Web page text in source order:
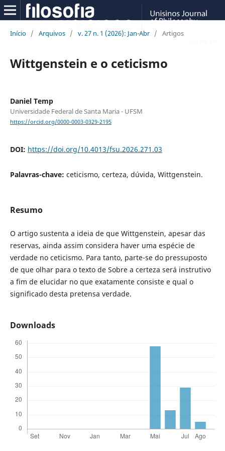
Início / Arquivos / v. 27 n. 1 (2026): Jan-Abr / Artigos
Wittgenstein e o ceticismo
Daniel Temp
Universidade Federal de Santa Maria - UFSM
https://orcid.org/0000-0003-0329-2195
DOI: https://doi.org/10.4013/fsu.2026.271.03
Palavras-chave: ceticismo, certeza, dúvida, Wittgenstein.
Resumo
O artigo sustenta a ideia de que Wittgenstein, apesar das
reservas, ainda assim considera haver uma espécie de
verdade no ceticismo. Para tanto, parte-se do pressuposto
de que olhar para o texto de Sobre a certeza será instrutivo
a fim de elucidar no que exatamente consiste e qual o
significado desta pretensa verdade.
Downloads